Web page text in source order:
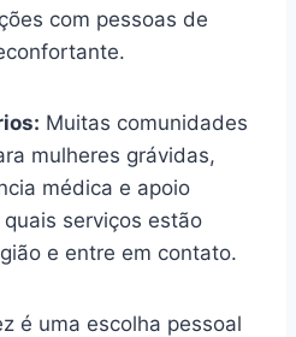
com pessoas de
Muitas comunidades
mulheres grávidas,
médica e apoio
serviços estão
e entre em contato.
é uma escolha pessoal